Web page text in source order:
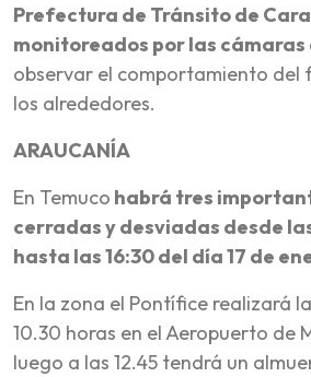
Prefectura de Tránsito de
monitoreados por las cámaras
observar el comportamiento del
los alrededores.
ARAUCANÍA
En Temuco habrá tres
cerradas y desviadas desde
hasta las 16:30 del día 17 de
En la zona el Pontífice realizará
10.30 horas en el Aeropuerto de
luego a las 12.45 tendrá un